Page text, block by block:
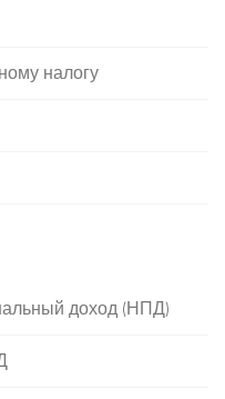
налогу
доход (НПД)